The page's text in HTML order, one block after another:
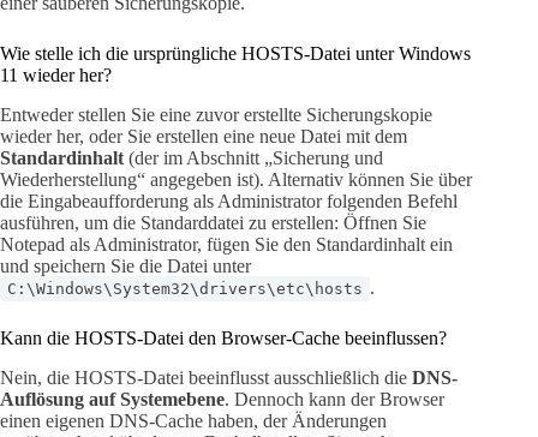
Wie stelle ich die ursprüngliche HOSTS-Datei unter Windows
11 wieder her?
Entweder stellen Sie eine zuvor erstellte Sicherungskopie
wieder her, oder Sie erstellen eine neue Datei mit dem
Standardinhalt (der im Abschnitt „Sicherung und
Wiederherstellung“ angegeben ist). Alternativ können Sie über
die Eingabeaufforderung als Administrator folgenden Befehl
ausführen, um die Standarddatei zu erstellen: Öffnen Sie
Notepad als Administrator, fügen Sie den Standardinhalt ein
und speichern Sie die Datei unter
C:\Windows\System32\drivers\etc\hosts .
Kann die HOSTS-Datei den Browser-Cache beeinflussen?
Nein, die HOSTS-Datei beeinflusst ausschließlich die DNS-
Auflösung auf Systemebene. Dennoch kann der Browser
einen eigenen DNS-Cache haben, der Änderungen